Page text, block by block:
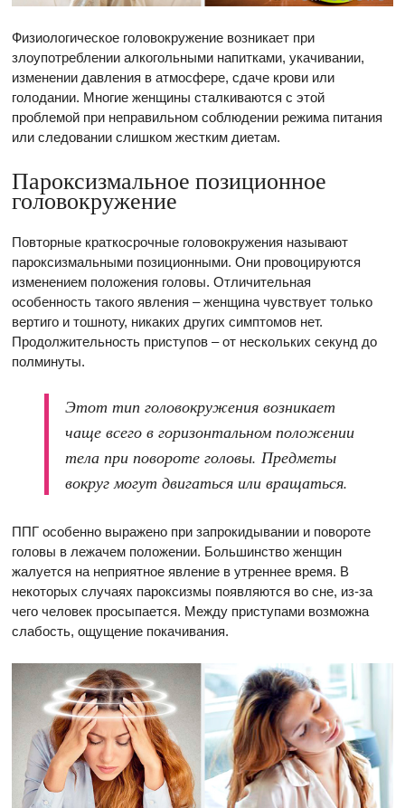
Физиологическое головокружение возникает при
злоупотреблении алкогольными напитками, укачивании,
изменении давления в атмосфере, сдаче крови или
голодании. Многие женщины сталкиваются с этой
проблемой при неправильном соблюдении режима питания
или следовании слишком жестким диетам.
Пароксизмальное позиционное
головокружение
Повторные краткосрочные головокружения называют
пароксизмальными позиционными. Они провоцируются
изменением положения головы. Отличительная
особенность такого явления – женщина чувствует только
вертиго и тошноту, никаких других симптомов нет.
Продолжительность приступов – от нескольких секунд до
полминуты.
Этот тип головокружения возникает
чаще всего в горизонтальном положении
тела при повороте головы. Предметы
вокруг могут двигаться или вращаться.
ППГ особенно выражено при запрокидывании и повороте
головы в лежачем положении. Большинство женщин
жалуется на неприятное явление в утреннее время. В
некоторых случаях пароксизмы появляются во сне, из-за
чего человек просыпается. Между приступами возможна
слабость, ощущение покачивания.